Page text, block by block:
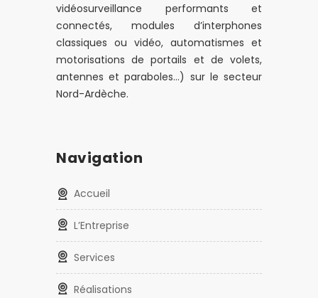
vidéosurveillance performants et
connectés, modules d’interphones
classiques ou vidéo, automatismes et
motorisations de portails et de volets,
antennes et paraboles…) sur le secteur
Nord-Ardèche.
Navigation
Accueil
L’Entreprise
Services
Réalisations